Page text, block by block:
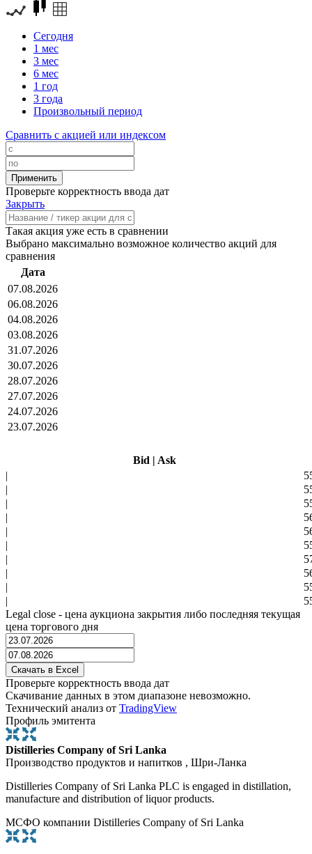
Сегодня
1 мес
3 мес
6 мес
1 год
3 года
Произвольный период
Сравнить с акцией или индексом
Проверьте корректность ввода дат
Закрыть
Такая акция уже есть в сравнении
Выбрано максимально возможное количество акций для
сравнения
Дата
07.08.2026
06.08.2026
04.08.2026
03.08.2026
31.07.2026
30.07.2026
28.07.2026
27.07.2026
24.07.2026
23.07.2026
Bid | Ask
|
|
|
|
|
|
|
|
|
|
Legal close - цена аукциона закрытия либо последняя текущая
цена торгового дня
Проверьте корректность ввода дат
Скачивание данных в этом диапазоне невозможно.
Технический анализ от TradingView
Профиль эмитента
Distilleries Company of Sri Lanka
Производство продуктов и напитков , Шри-Ланка
Distilleries Company of Sri Lanka PLC is engaged in distillation,
manufacture and distribution of liquor products.
МСФО компании Distilleries Company of Sri Lanka